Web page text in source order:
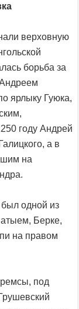
верховную
борьба за
ярлыку Гуюка,
году Андрей
а в
на
одной из
Берке,
на правом
под